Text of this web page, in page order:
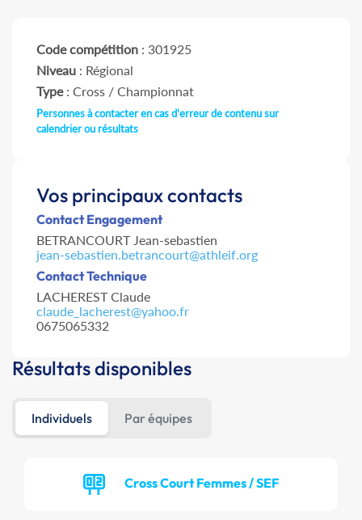
Code compétition : 301925
Niveau : Régional
Type: Cross / Championnat
Personnes à contacter en cas d'erreur de contenu sur
calendrier ou résultats
Vos principaux contacts
Contact Engagement
BETRANCOURT Jean-sebastien
jean-sebastien.betrancourt@athleif.org
Contact Technique
LACHEREST Claude
claude_lacherest@yahoo.fr
0675065332
Résultats disponibles
Individuels Par équipes
Cross Court Femmes / SEF